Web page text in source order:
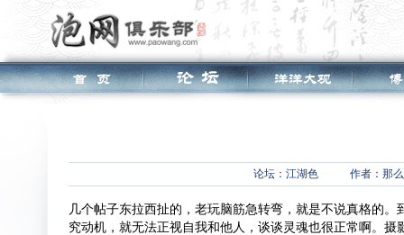
论坛： 江湖色 作者：那
几个帖子东拉西扯的，老玩脑筋急转弯，就是不说真格的
究动机，就无法正视自我和他人，谈谈灵魂也很正常啊。